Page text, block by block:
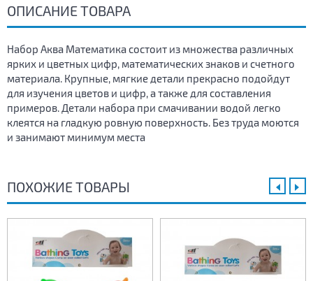
ОПИСАНИЕ ТОВАРА
Набор Аква Математика состоит из множества различных
ярких и цветных цифр, математических знаков и счетного
материала. Крупные, мягкие детали прекрасно подойдут
для изучения цветов и цифр, а также для составления
примеров. Детали набора при смачивании водой легко
клеятся на гладкую ровную поверхность. Без труда моются
и занимают минимум места
ПОХОЖИЕ ТОВАРЫ